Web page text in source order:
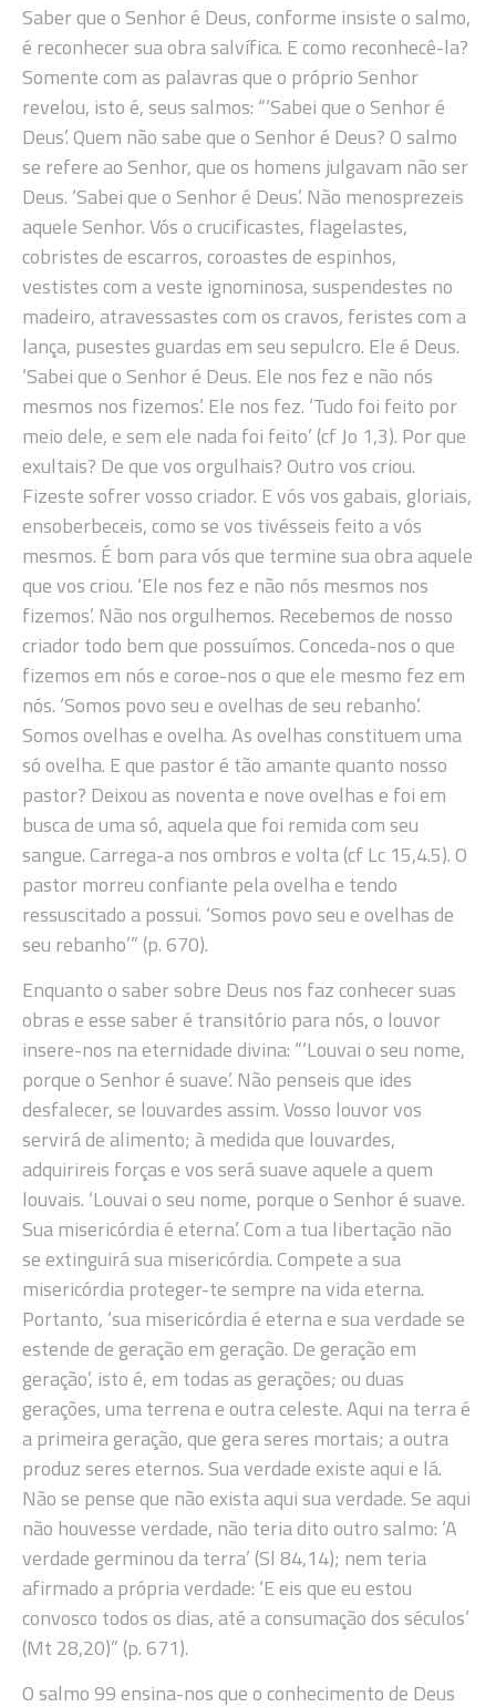
Saber que o Senhor é Deus, conforme insiste o salmo,
é reconhecer sua obra salvífica. E como reconhecê-la?
Somente com as palavras que o próprio Senhor
revelou, isto é, seus salmos: “‘Sabei que o Senhor é
Deus’. Quem não sabe que o Senhor é Deus? O salmo
se refere ao Senhor, que os homens julgavam não ser
Deus. ‘Sabei que o Senhor é Deus’. Não menosprezeis
aquele Senhor. Vós o crucificastes, flagelastes,
cobristes de escarros, coroastes de espinhos,
vestistes com a veste ignominosa, suspendestes no
madeiro, atravessastes com os cravos, feristes com a
lança, pusestes guardas em seu sepulcro. Ele é Deus.
‘Sabei que o Senhor é Deus. Ele nos fez e não nós
mesmos nos fizemos’. Ele nos fez. ‘Tudo foi feito por
meio dele, e sem ele nada foi feito’ (cf Jo 1,3). Por que
exultais? De que vos orgulhais? Outro vos criou.
Fizeste sofrer vosso criador. E vós vos gabais, gloriais,
ensoberbeceis, como se vos tivésseis feito a vós
mesmos. É bom para vós que termine sua obra aquele
que vos criou. ‘Ele nos fez e não nós mesmos nos
fizemos’. Não nos orgulhemos. Recebemos de nosso
criador todo bem que possuímos. Conceda-nos o que
fizemos em nós e coroe-nos o que ele mesmo fez em
nós. ‘Somos povo seu e ovelhas de seu rebanho’.
Somos ovelhas e ovelha. As ovelhas constituem uma
só ovelha. E que pastor é tão amante quanto nosso
pastor? Deixou as noventa e nove ovelhas e foi em
busca de uma só, aquela que foi remida com seu
sangue. Carrega-a nos ombros e volta (cf Lc 15,4.5). O
pastor morreu confiante pela ovelha e tendo
ressuscitado a possui. ‘Somos povo seu e ovelhas de
seu rebanho’” (p. 670).
Enquanto o saber sobre Deus nos faz conhecer suas
obras e esse saber é transitório para nós, o louvor
insere-nos na eternidade divina: “‘Louvai o seu nome,
porque o Senhor é suave’. Não penseis que ides
desfalecer, se louvardes assim. Vosso louvor vos
servirá de alimento; à medida que louvardes,
adquirireis forças e vos será suave aquele a quem
louvais. ‘Louvai o seu nome, porque o Senhor é suave.
Sua misericórdia é eterna’. Com a tua libertação não
se extinguirá sua misericórdia. Compete a sua
misericórdia proteger-te sempre na vida eterna.
Portanto, ‘sua misericórdia é eterna e sua verdade se
estende de geração em geração. De geração em
geração’, isto é, em todas as gerações; ou duas
gerações, uma terrena e outra celeste. Aqui na terra é
a primeira geração, que gera seres mortais; a outra
produz seres eternos. Sua verdade existe aqui e lá.
Não se pense que não exista aqui sua verdade. Se aqui
não houvesse verdade, não teria dito outro salmo: ‘A
verdade germinou da terra’ (Sl 84,14); nem teria
afirmado a própria verdade: ‘E eis que eu estou
convosco todos os dias, até a consumação dos séculos’
(Mt 28,20)” (p. 671).
O salmo 99 ensina-nos que o conhecimento de Deus